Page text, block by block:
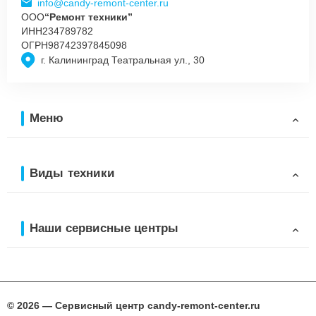
г. Калининград Театральная ул., 30
info@candy-remont-center.ru
ООО“Ремонт техники”
ИНН234789782
ОГРН98742397845098
Меню
Виды техники
Наши сервисные центры
© 2026 — Сервисный центр candy-remont-center.ru